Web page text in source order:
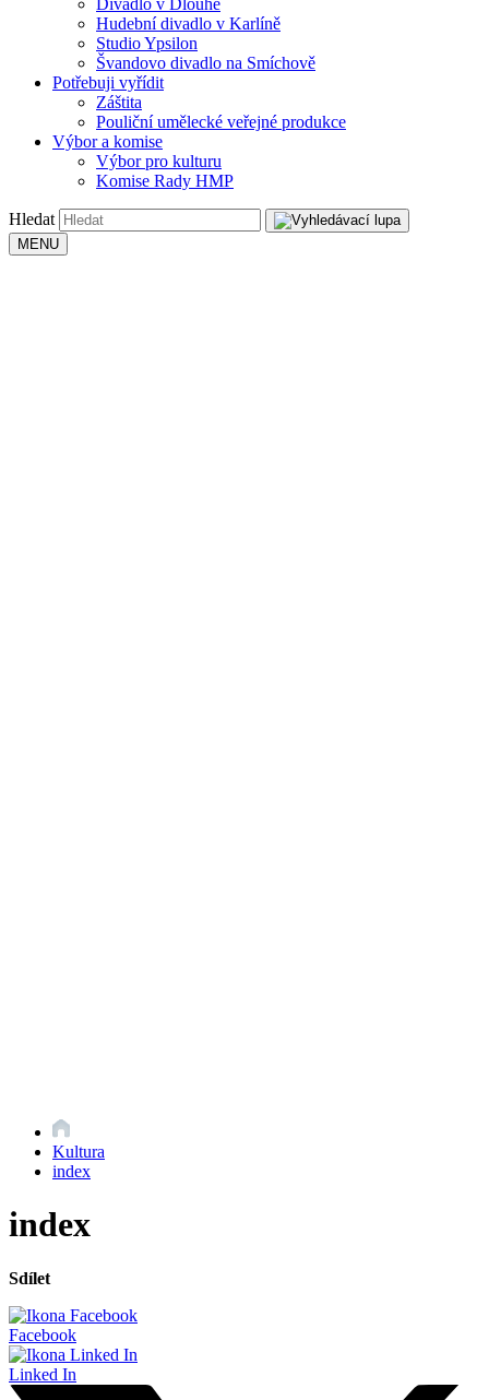
Divadlo v Dlouhé
Hudební divadlo v Karlíně
Studio Ypsilon
Švandovo divadlo na Smíchově
Potřebuji vyřídit
Záštita
Pouliční umělecké veřejné produkce
Výbor a komise
Výbor pro kulturu
Komise Rady HMP
Hledat
MENU
Kultura
index
index
Sdílet
Facebook
Linked In